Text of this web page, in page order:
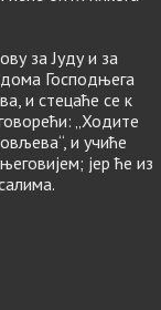
за Јуду и за
Господњега
и стецаће се к
„Ходите
и учиће
јер ће из